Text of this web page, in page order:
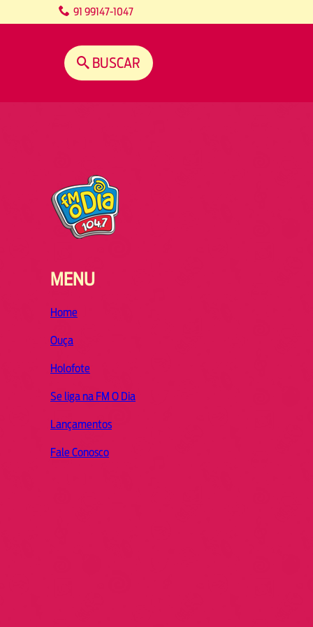
91 99147-1047
BUSCAR
MENU
Home
Ouça
Holofote
Se liga na FM O Dia
Lançamentos
Fale Conosco